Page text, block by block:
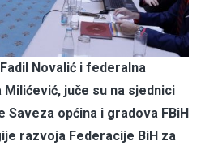
Novalić i federalna
juče su na sjednici
Saveza općina i gradova FBiH
razvoja Federacije BiH za